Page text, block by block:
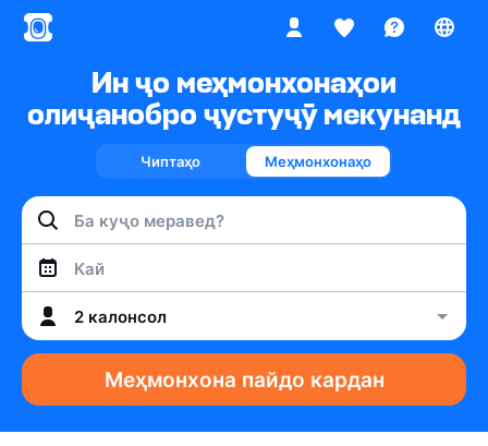
Ин ҷо меҳмонхонаҳои
олиҷанобро ҷустуҷӯ мекунанд
Чиптаҳо Меҳмонхонаҳо
Кай
2 калонсол
Меҳмонхона пайдо кардан